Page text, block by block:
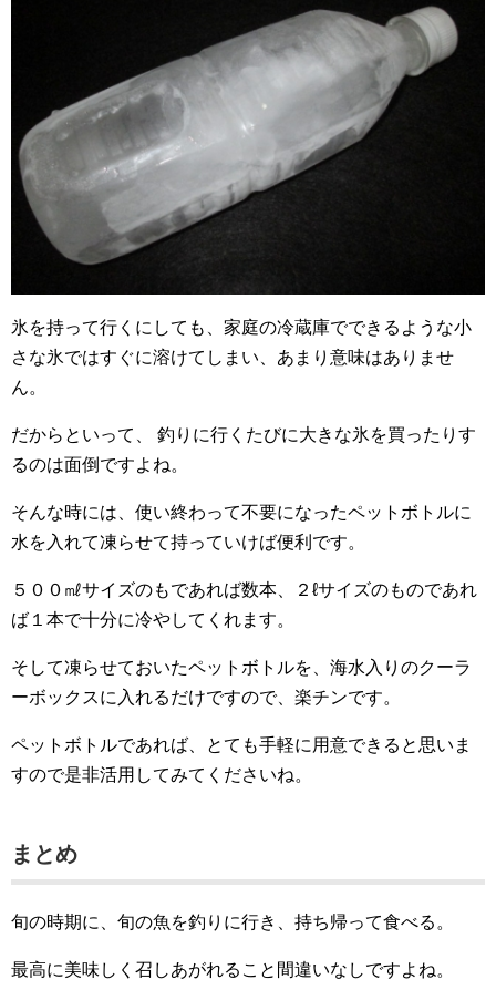
氷を持って行くにしても、家庭の冷蔵庫でできるような小
さな氷ではすぐに溶けてしまい、あまり意味はありませ
ん。
だからといって、 釣りに行くたびに大きな氷を買ったりす
るのは面倒ですよね。
そんな時には、使い終わって不要になったペットボトルに
水を入れて凍らせて持っていけば便利です。
５００㎖サイズのもであれば数本、２ℓサイズのものであれ
ば１本で十分に冷やしてくれます。
そして凍らせておいたペットボトルを、海水入りのクーラ
ーボックスに入れるだけですので、楽チンです。
ペットボトルであれば、とても手軽に用意できると思いま
すので是非活用してみてくださいね。
まとめ
旬の時期に、旬の魚を釣りに行き、持ち帰って食べる。
最高に美味しく召しあがれること間違いなしですよね。